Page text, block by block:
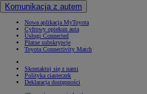
Komunikacja z autem
Nowa aplikacja MyToyota
Cyfrowy opiekun auta
Usługi Connected
Płatne subskrypcje
Toyota Connectivity Match
Skontaktuj się z nami
Polityka ciasteczek
Deklaracja dostępności